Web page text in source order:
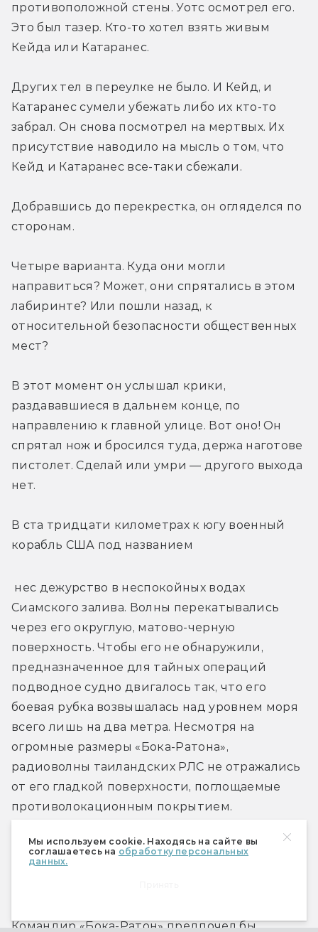
Мы используем cookie. Находясь на сайте вы
соглашаетесь на обработку персональных
данных.
противоположной стены. Уотс осмотрел его.
Это был тазер. Кто-то хотел взять живым
Кейда или Катаранес.
Других тел в переулке не было. И Кейд, и
Катаранес сумели убежать либо их кто-то
забрал. Он снова посмотрел на мертвых. Их
присутствие наводило на мысль о том, что
Кейд и Катаранес все-таки сбежали.
Добравшись до перекрестка, он огляделся по
сторонам.
Четыре варианта. Куда они могли
направиться? Может, они спрятались в этом
лабиринте? Или пошли назад, к
относительной безопасности общественных
мест?
В этот момент он услышал крики,
раздававшиеся в дальнем конце, по
направлению к главной улице. Вот оно! Он
спрятал нож и бросился туда, держа наготове
пистолет. Сделай или умри — другого выхода
нет.
В ста тридцати километрах к югу военный
корабль США под названием
нес дежурство в неспокойных водах
Сиамского залива. Волны перекатывались
через его округлую, матово-черную
поверхность. Чтобы его не обнаружили,
предназначенное для тайных операций
подводное судно двигалось так, что его
боевая рубка возвышалась над уровнем моря
всего лишь на два метра. Несмотря на
огромные размеры «Бока-Ратона»,
радиоволны таиландских РЛС не отражались
от его гладкой поверхности, поглощаемые
противолокационным покрытием.
Эти воды патрулировал корабль Королевских
ВМС Таиланда — эсминец индийской
Командир «Бока-Ратон» предпочел бы